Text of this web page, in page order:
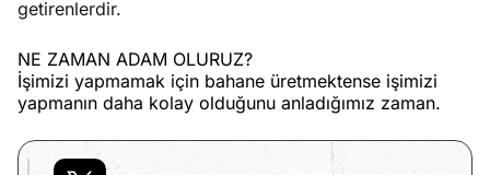
getirenlerdir.
NE ZAMAN ADAM OLURUZ?
İşimizi yapmamak için bahane üretmektense işimizi
yapmanın daha kolay olduğunu anladığımız zaman.